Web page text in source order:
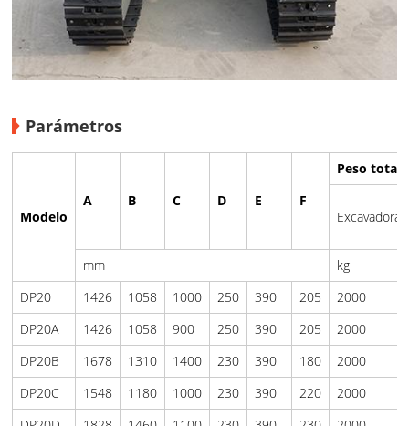
Parámetros
Modelo
A B C D E F
Peso total
Excavadora
mm
kg
DP20
1426 1058 1000 250 390 205
2000
DP20A
1426 1058 900 250 390 205
2000
DP20B
1678 1310 1400 230 390 180
2000
DP20C
1548 1180 1000 230 390 220
2000